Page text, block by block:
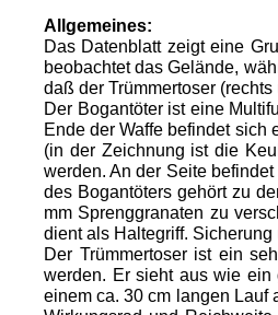
Allgemeines:
Das Datenblatt zeigt eine
beobachtet das Gelände,
daß der Trümmertoser
Der Bogantöter ist eine
Ende der Waffe befindet sich
(in der Zeichnung ist die
werden. An der Seite
des Bogantöters gehört zu
mm Sprenggranaten zu
dient als Haltegriff.
Der Trümmertoser ist ein
werden. Er sieht aus wie ein
einem ca. 30 cm langen Lauf